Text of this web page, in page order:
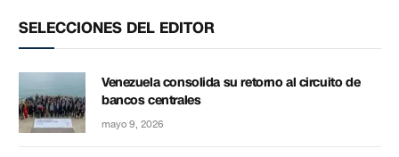
SELECCIONES DEL EDITOR
Venezuela consolida su retorno al circuito de
bancos centrales
mayo 9, 2026